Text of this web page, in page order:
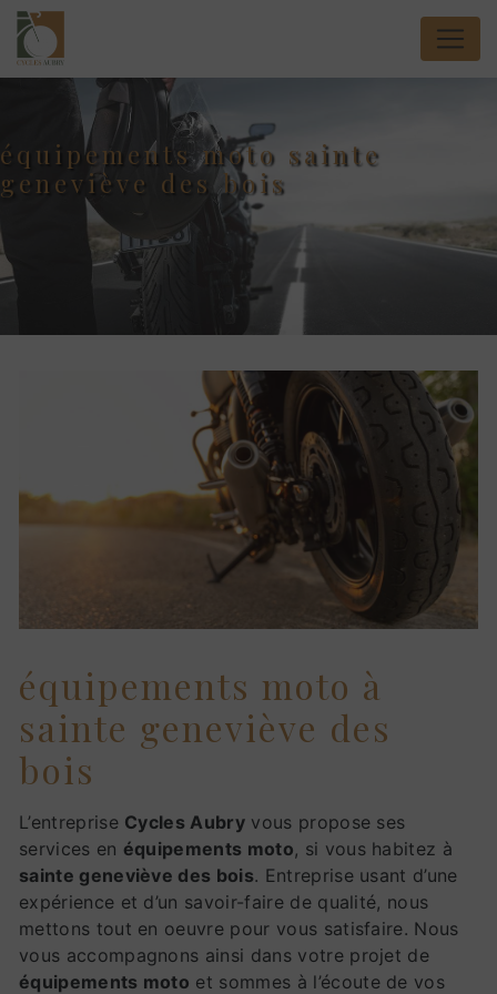
Panneau de gestion des cookies
équipements moto sainte
geneviève des bois
équipements moto à
sainte geneviève des
bois
L’entreprise Cycles Aubry vous propose ses
services en équipements moto, si vous habitez à
sainte geneviève des bois. Entreprise usant d’une
expérience et d’un savoir-faire de qualité, nous
mettons tout en oeuvre pour vous satisfaire. Nous
vous accompagnons ainsi dans votre projet de
équipements moto et sommes à l’écoute de vos